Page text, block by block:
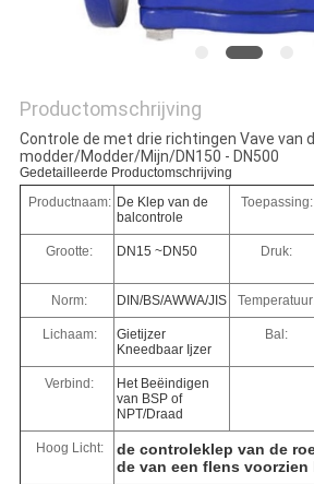
Productomschrijving
Controle de met drie richtingen Vave van
modder/Modder/Mijn/DN150 - DN500
Gedetailleerde Productomschrijving
Productnaam: De Klep van de
balcontrole
Toepassing:
Grootte: DN15 ~DN50 Druk:
Norm: DIN/BS/AWWA/JIS
Lichaam:
Gietijzer
Kneedbaar Ijzer
Bal:
Verbind:
Het Beëindigen
van BSP of
NPT/Draad
Hoog Licht: de controleklep van de
de van een flens